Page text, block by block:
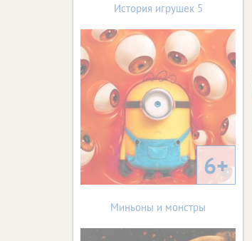
История игрушек 5
6+
Миньоны и монстры